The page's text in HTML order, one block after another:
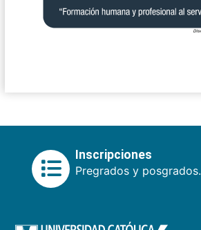
Inscripciones
Pregrados y posgrados.